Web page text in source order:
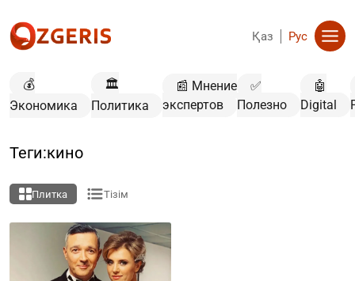
Қаз Рус
💰
Экономика
🏛️
Политика
📰 Мнение
экспертов
✅
Полезно
🤖
Digital
Теги:кино
Плитка Тізім